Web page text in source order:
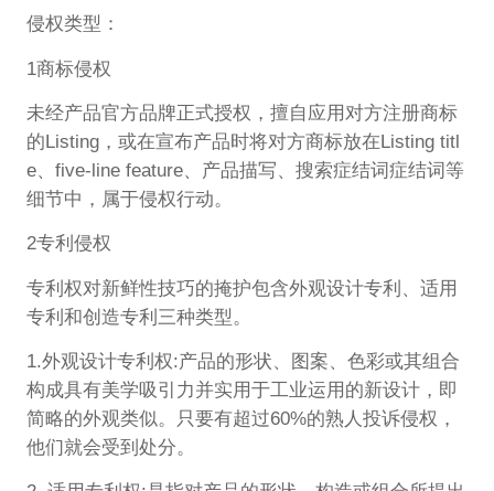
侵权类型：
1商标侵权
未经产品官方品牌正式授权，擅自应用对方注册商标
的Listing，或在宣布产品时将对方商标放在Listing titl
e、five-line feature、产品描写、搜索症结词症结词等
细节中，属于侵权行动。
2专利侵权
专利权对新鲜性技巧的掩护包含外观设计专利、适用
专利和创造专利三种类型。
1.外观设计专利权:产品的形状、图案、色彩或其组合
构成具有美学吸引力并实用于工业运用的新设计，即
简略的外观类似。只要有超过60%的熟人投诉侵权，
他们就会受到处分。